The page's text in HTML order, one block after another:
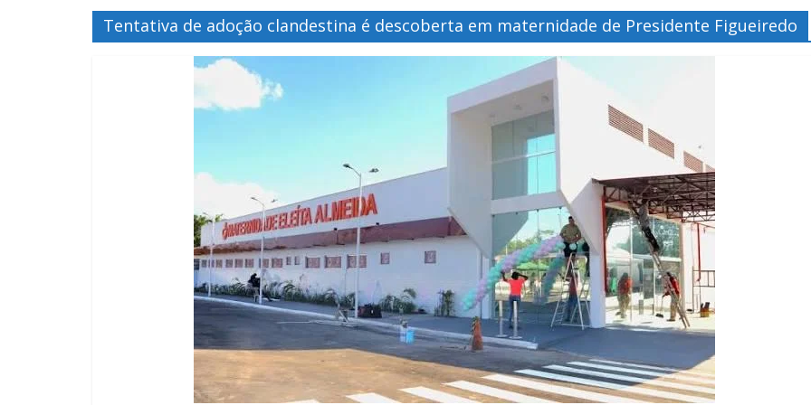
Tentativa de adoção clandestina é descoberta em maternidade de Presidente Figueiredo